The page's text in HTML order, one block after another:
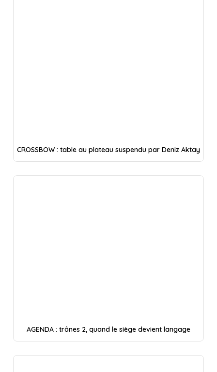
CROSSBOW : table au plateau suspendu par Deniz Aktay
AGENDA : trônes 2, quand le siège devient langage